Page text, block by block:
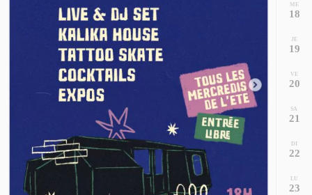
ME
18
JE
19
VE
20
SA
21
DI
22
LU
23